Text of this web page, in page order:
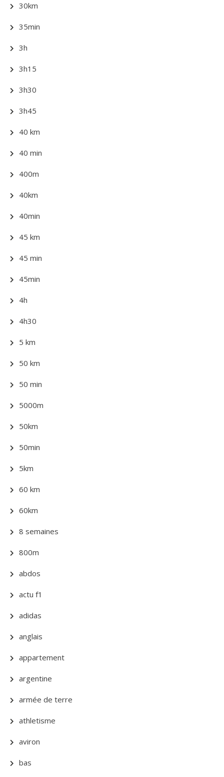
30km
35min
3h
3h15
3h30
3h45
40 km
40 min
400m
40km
40min
45 km
45 min
45min
4h
4h30
5 km
50 km
50 min
5000m
50km
50min
5km
60 km
60km
8 semaines
800m
abdos
actu f1
adidas
anglais
appartement
argentine
armée de terre
athletisme
aviron
bas